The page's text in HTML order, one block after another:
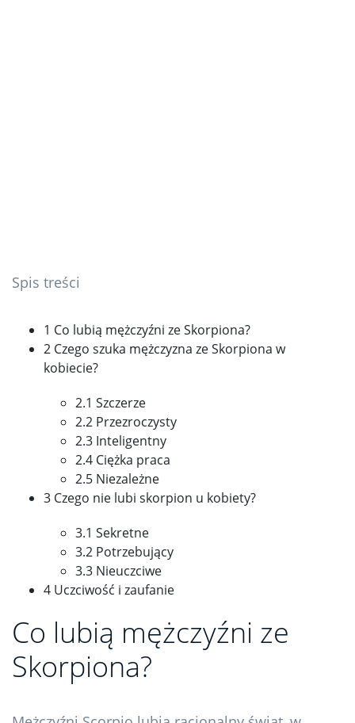
Spis treści
1 Co lubią mężczyźni ze Skorpiona?
2 Czego szuka mężczyzna ze Skorpiona w
kobiecie?
2.1 Szczerze
2.2 Przezroczysty
2.3 Inteligentny
2.4 Ciężka praca
2.5 Niezależne
3 Czego nie lubi skorpion u kobiety?
3.1 Sekretne
3.2 Potrzebujący
3.3 Nieuczciwe
4 Uczciwość i zaufanie
Co lubią mężczyźni ze
Skorpiona?